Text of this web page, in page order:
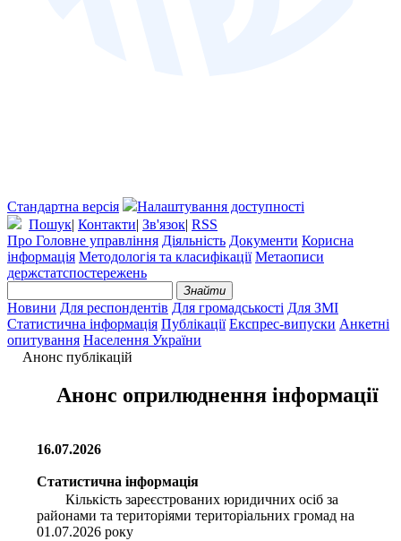
Стандартна версія
Налаштування доступності
Пошук| Контакти| Зв'язок| RSS
Про Головне управління Діяльність Документи Корисна
інформація Методологія та класифікації Метаописи
держстатспостережень
Знайти
Новини Для респондентів Для громадськості Для ЗМІ
Статистична інформація Публікації Експрес-випуски Анкетні
опитування Населення України
Анонс публікацій
Анонс оприлюднення інформації
16.07.2026
Cтатистична інформація
Кількість зареєстрованих юридичних осіб за
районами та територіями територіальних громад на
01.07.2026 року